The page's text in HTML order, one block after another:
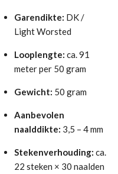
Garendikte: DK /
Light Worsted
Looplengte: ca. 91
meter per 50 gram
Gewicht: 50 gram
Aanbevolen
naalddikte: 3,5 – 4 mm
Stekenverhouding: ca.
22 steken × 30 naalden